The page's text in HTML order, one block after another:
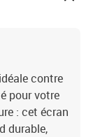
contre
pour votre
: cet écran
durable,